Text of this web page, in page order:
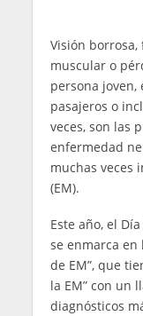
Visión
muscular o
persona joven,
pasajeros o
veces, son las
enfermedad
muchas veces
(EM).
Este año, el
se enmarca en
de EM”, que
la EM” con un
diagnósticos